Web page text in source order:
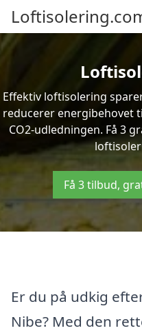
Effektiv loftisolering
reducerer energibehovet
CO2-udledningen. Få 3
Få 3 tilbud,
Er du på udkig
Nibe? Med den